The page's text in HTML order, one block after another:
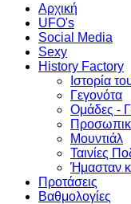
Αρχική
UFO's
Social Media
Sexy
History Factory
Ιστορία
Γεγονότα
Ομάδες -
Μουντιάλ
Ταινίες
Ήμασταν
Προτάσεις
Βαθμολογίες